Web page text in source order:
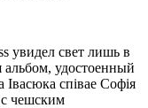
увидел свет лишь в
альбом, удостоенный
спiвае Софiя
с чешским